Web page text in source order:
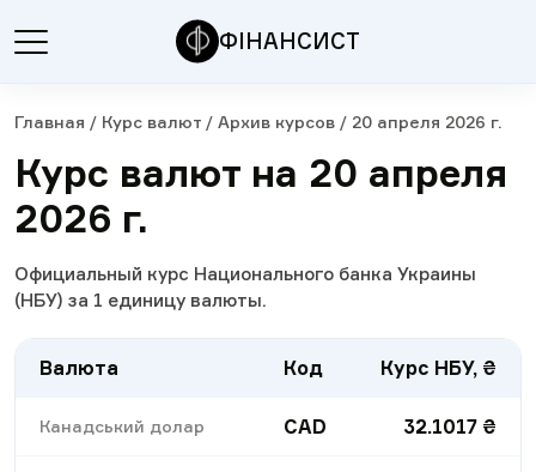
ФІНАНСИСТ
Главная / Курс валют / Архив курсов / 20 апреля 2026 г.
Курс валют на 20 апреля
2026 г.
Официальный курс Национального банка Украины
(НБУ) за 1 единицу валюты.
Валюта Код Курс НБУ, ₴
Канадський долар CAD 32.1017 ₴